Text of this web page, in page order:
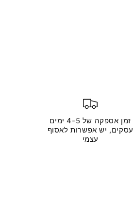
זמן אספקה ​​של 4-5 ימים
עסקים, יש אפשרות לאסוף
עצמי